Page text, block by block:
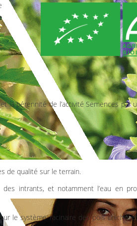
la pérennité de l’activité Semences par
de qualité sur le terrain.
intrants, et notamment l’eau en
le système racinaire des pois chiche